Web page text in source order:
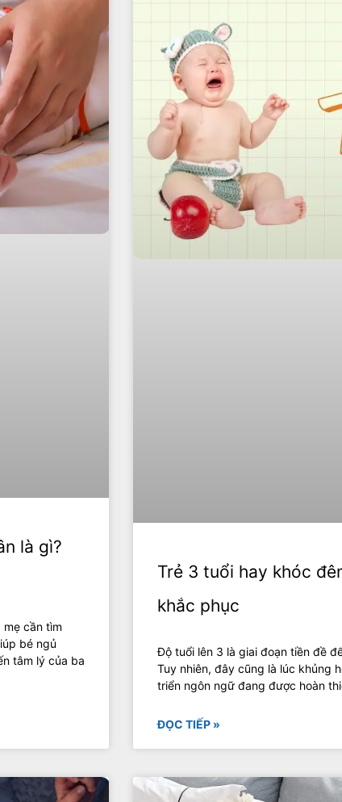
là gì?
cần tìm
bé ngủ
tâm lý của ba
Trẻ 3 tuổi hay khóc
khắc phục
Độ tuổi lên 3 là giai đoạn tiền đề
Tuy nhiên, đây cũng là lúc khủng
triển ngôn ngữ đang được hoàn
ĐỌC TIẾP »